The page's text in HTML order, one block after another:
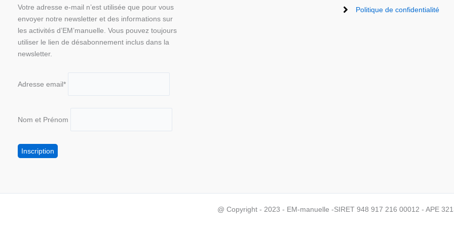
Votre adresse e-mail n’est utilisée que pour vous
envoyer notre newsletter et des informations sur
les activités d’EM’manuelle. Vous pouvez toujours
utiliser le lien de désabonnement inclus dans la
newsletter.
Adresse email*
Nom et Prénom
Politique de confidentialité
@ Copyright - 2023 - EM-manuelle -SIRET 948 917 216 00012 - APE